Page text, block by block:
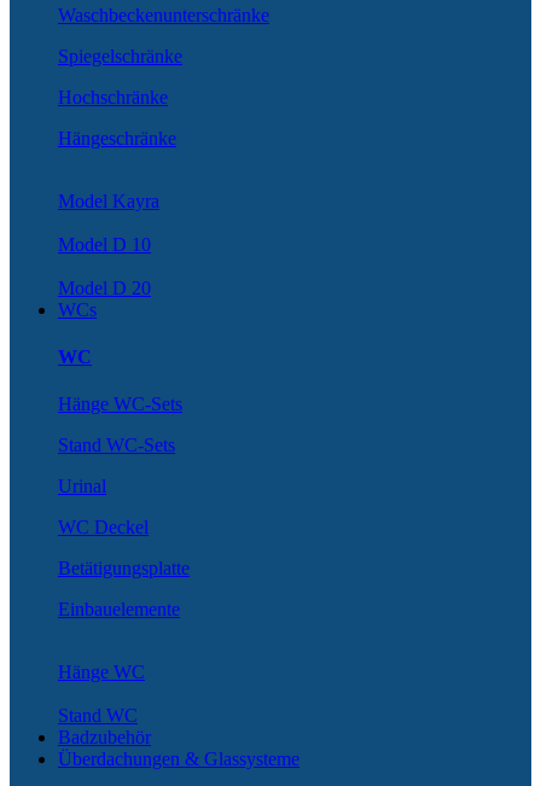
Waschbeckenunterschränke
Spiegelschränke
Hochschränke
Hängeschränke
Model Kayra
Model D 10
Model D 20
WCs
WC
Hänge WC-Sets
Stand WC-Sets
Urinal
WC Deckel
Betätigungsplatte
Einbauelemente
Hänge WC
Stand WC
Badzubehör
Überdachungen & Glassysteme